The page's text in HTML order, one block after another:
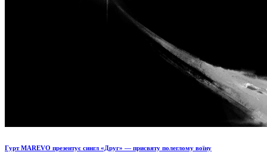
Гурт MAREVO презентує сингл «Друг» — присвяту полеглому воїну